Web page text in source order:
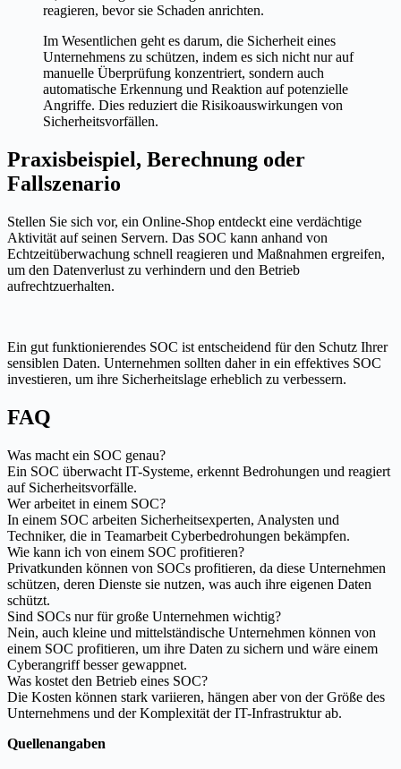
reagieren, bevor sie Schaden anrichten.
Im Wesentlichen geht es darum, die Sicherheit eines
Unternehmens zu schützen, indem es sich nicht nur auf
manuelle Überprüfung konzentriert, sondern auch
automatische Erkennung und Reaktion auf potenzielle
Angriffe. Dies reduziert die Risikoauswirkungen von
Sicherheitsvorfällen.
Praxisbeispiel, Berechnung oder
Fallszenario
Stellen Sie sich vor, ein Online-Shop entdeckt eine verdächtige
Aktivität auf seinen Servern. Das SOC kann anhand von
Echtzeitüberwachung schnell reagieren und Maßnahmen ergreifen,
um den Datenverlust zu verhindern und den Betrieb
aufrechtzuerhalten.
Ein gut funktionierendes SOC ist entscheidend für den Schutz Ihrer
sensiblen Daten. Unternehmen sollten daher in ein effektives SOC
investieren, um ihre Sicherheitslage erheblich zu verbessern.
FAQ
Was macht ein SOC genau?
Ein SOC überwacht IT-Systeme, erkennt Bedrohungen und reagiert
auf Sicherheitsvorfälle.
Wer arbeitet in einem SOC?
In einem SOC arbeiten Sicherheitsexperten, Analysten und
Techniker, die in Teamarbeit Cyberbedrohungen bekämpfen.
Wie kann ich von einem SOC profitieren?
Privatkunden können von SOCs profitieren, da diese Unternehmen
schützen, deren Dienste sie nutzen, was auch ihre eigenen Daten
schützt.
Sind SOCs nur für große Unternehmen wichtig?
Nein, auch kleine und mittelständische Unternehmen können von
einem SOC profitieren, um ihre Daten zu sichern und wäre einem
Cyberangriff besser gewappnet.
Was kostet den Betrieb eines SOC?
Die Kosten können stark variieren, hängen aber von der Größe des
Unternehmens und der Komplexität der IT-Infrastruktur ab.
Quellenangaben